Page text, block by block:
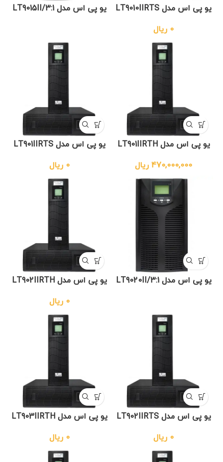
یو پی اس مدل LT9010IIRTS
0 ریال
یو پی اس مدل LT9015II/3:1
یو پی اس مدل LT901IIRTH
470,000,000ریال
یو پی اس مدل LT901IIRTS
0 ریال
یو پی اس مدل LT9020II/3:1
یو پی اس مدل LT902IIRTH
0 ریال
یو پی اس مدل LT902IIRTS
0 ریال
یو پی اس مدل LT903IIRTH
0 ریال